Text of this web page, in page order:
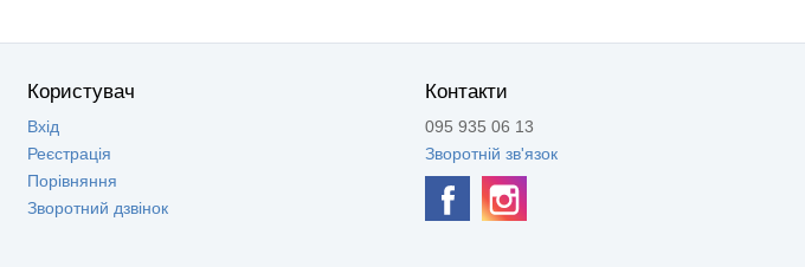
Користувач
Вхід
Реєстрація
Порівняння
Зворотний дзвінок
Контакти
095 935 06 13
Зворотній зв'язок